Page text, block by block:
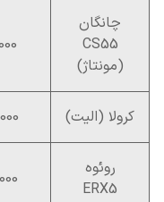
چانگان
CS55
(مونتاژ)
کرولا (الیت)
روئوه
ERX5